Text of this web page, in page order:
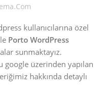
kullanıcılarına özel
Porto WordPress
sunmaktayız.
üzerinden yapılan
hakkında detaylı